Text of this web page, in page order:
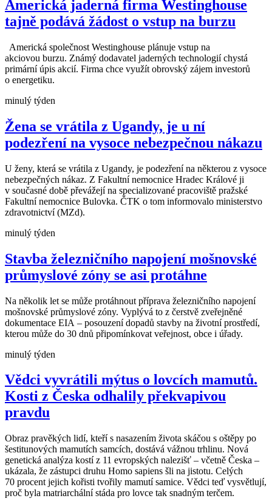
Americká jaderná firma Westinghouse
tajně podává žádost o vstup na burzu
Americká společnost Westinghouse plánuje vstup na
akciovou burzu. Známý dodavatel jaderných technologií chystá
primární úpis akcií. Firma chce využít obrovský zájem investorů
o energetiku.
minulý týden
Žena se vrátila z Ugandy, je u ní
podezření na vysoce nebezpečnou nákazu
U ženy, která se vrátila z Ugandy, je podezření na některou z vysoce
nebezpečných nákaz. Z Fakultní nemocnice Hradec Králové ji
v současné době převážejí na specializované pracoviště pražské
Fakultní nemocnice Bulovka. ČTK o tom informovalo ministerstvo
zdravotnictví (MZd).
minulý týden
Stavba železničního napojení mošnovské
průmyslové zóny se asi protáhne
Na několik let se může protáhnout příprava železničního napojení
mošnovské průmyslové zóny. Vyplývá to z čerstvě zveřejněné
dokumentace EIA – posouzení dopadů stavby na životní prostředí,
kterou může do 30 dnů připomínkovat veřejnost, obce i úřady.
minulý týden
Vědci vyvrátili mýtus o lovcích mamutů.
Kosti z Česka odhalily překvapivou
pravdu
Obraz pravěkých lidí, kteří s nasazením života skáčou s oštěpy po
šestitunových mamutích samcích, dostává vážnou trhlinu. Nová
genetická analýza kostí z 11 evropských nalezišť – včetně Česka –
ukázala, že zástupci druhu Homo sapiens šli na jistotu. Celých
70 procent jejich kořisti tvořily mamutí samice. Vědci teď vysvětlují,
proč byla matriarchální stáda pro lovce tak snadným terčem.